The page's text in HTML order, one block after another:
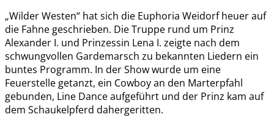
„Wilder Westen“ hat sich die Euphoria Weidorf heuer auf
die Fahne geschrieben. Die Truppe rund um Prinz
Alexander I. und Prinzessin Lena I. zeigte nach dem
schwungvollen Gardemarsch zu bekannten Liedern ein
buntes Programm. In der Show wurde um eine
Feuerstelle getanzt, ein Cowboy an den Marterpfahl
gebunden, Line Dance aufgeführt und der Prinz kam auf
dem Schaukelpferd dahergeritten.